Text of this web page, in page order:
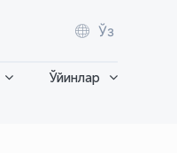
Ўз
Ўйинлар